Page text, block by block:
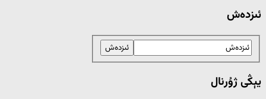
ئىزدەش
يېڭى ژۇرنال